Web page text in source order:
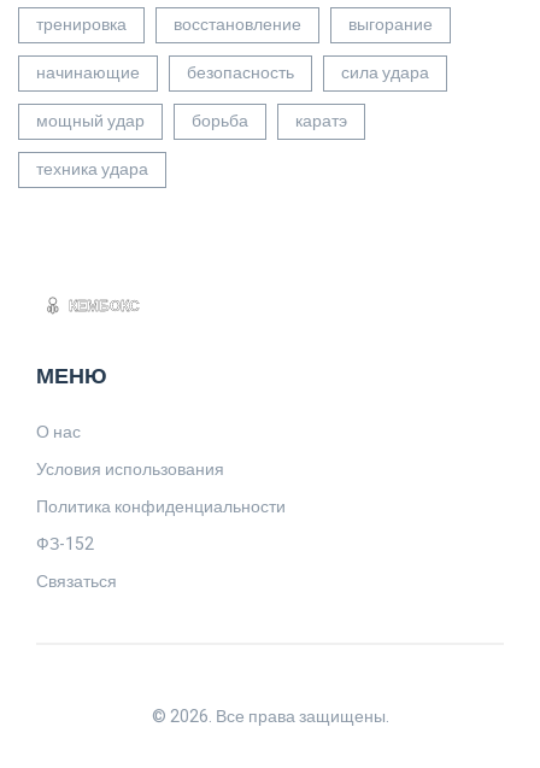
тренировка
восстановление
выгорание
начинающие
безопасность
сила удара
мощный удар
борьба
каратэ
техника удара
МЕНЮ
О нас
Условия использования
Политика конфиденциальности
ФЗ-152
Связаться
© 2026. Все права защищены.